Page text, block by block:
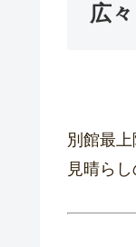
広
別館最
見晴ら